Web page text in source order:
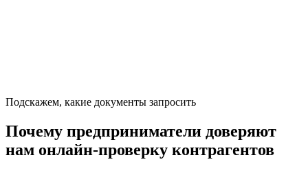
Подскажем, какие документы запросить
Почему предприниматели доверяют
нам онлайн-проверку контрагентов